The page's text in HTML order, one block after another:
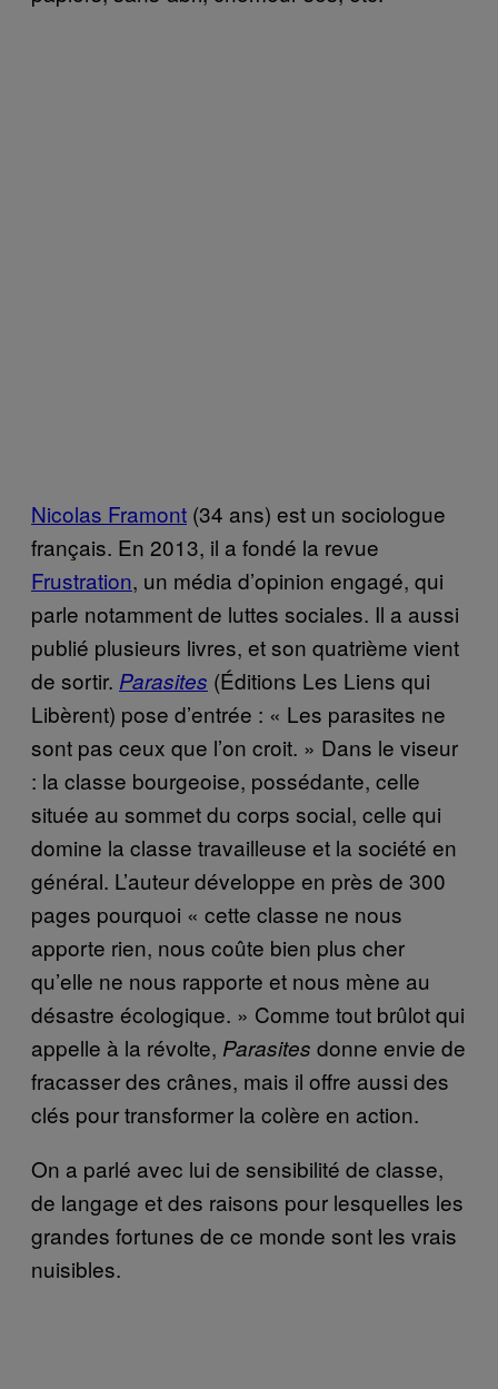
Nicolas Framont (34 ans) est un sociologue
français. En 2013, il a fondé la revue
Frustration, un média d’opinion engagé, qui
parle notamment de luttes sociales. Il a aussi
publié plusieurs livres, et son quatrième vient
de sortir. Parasites (Éditions Les Liens qui
Libèrent) pose d’entrée : « Les parasites ne
sont pas ceux que l’on croit. » Dans le viseur
: la classe bourgeoise, possédante, celle
située au sommet du corps social, celle qui
domine la classe travailleuse et la société en
général. L’auteur développe en près de 300
pages pourquoi « cette classe ne nous
apporte rien, nous coûte bien plus cher
qu’elle ne nous rapporte et nous mène au
désastre écologique. » Comme tout brûlot qui
appelle à la révolte, Parasites donne envie de
fracasser des crânes, mais il offre aussi des
clés pour transformer la colère en action.
On a parlé avec lui de sensibilité de classe,
de langage et des raisons pour lesquelles les
grandes fortunes de ce monde sont les vrais
nuisibles.